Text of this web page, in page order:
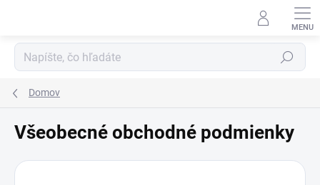
Hľadať
Domov
Všeobecné obchodné podmienky